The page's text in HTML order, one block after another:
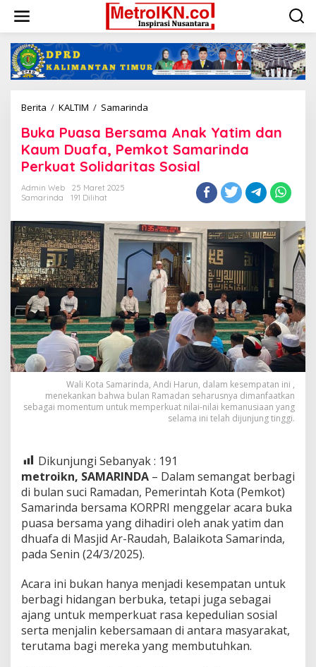
konten
Berita / KALTIM / Samarinda
Bersama
Anak
Yatim
dan
Samarinda
Perkuat
Solidaritas
Sosial
Buka Puasa Bersama Anak Yatim dan
Kaum Duafa, Pemkot Samarinda
Perkuat Solidaritas Sosial
Admin Web
25 Maret 2025
Samarinda
191 Dilihat
Wali Kota Samarinda, Andi Harun, dalam kesempatan ini ,
menekankan bahwa bulan Ramadan seharusnya dimanfaatkan
sebagai momentum untuk memperkuat nilai-nilai kemanusiaan yang
selama ini telah dijunjung tinggi.
Dikunjungi Sebanyak : 191
metroikn, SAMARINDA – Dalam semangat berbagi
di bulan suci Ramadan, Pemerintah Kota (Pemkot)
Samarinda bersama KORPRI menggelar acara buka
puasa bersama yang dihadiri oleh anak yatim dan
dhuafa di Masjid Ar-Raudah, Balaikota Samarinda,
pada Senin (24/3/2025).
Acara ini bukan hanya menjadi kesempatan untuk
berbagi hidangan berbuka, tetapi juga sebagai
ajang untuk memperkuat rasa kepedulian sosial
serta menjalin kebersamaan di antara masyarakat,
terutama bagi mereka yang membutuhkan.